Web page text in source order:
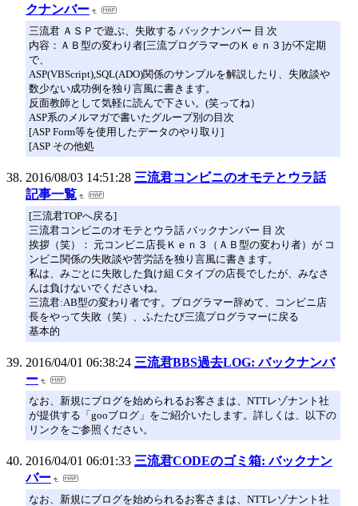
クナンバー
三流君 ＡＳＰで遊ぶ、失敗する バックナンバー 目 次
内容：ＡＢ型の変わり者[三流プログラマーのＫｅｎ３]が不定期
で、
ASP(VBScript),SQL(ADO)関係のサンプルを解説したり、失敗談や
数少ない成功例を独り言風に書きます。
反面教師として気軽に読んで下さい。(笑ってね）
ASP系のメルマガで書いたグループ別の目次
[ASP Form等を使用したデータのやり取り]
[ASP その他処
2016/08/03 14:51:28 三流君コンビニのオモテとウラ話
記事一覧
[三流君TOPへ戻る]
三流君コンビニのオモテとウラ話 バックナンバー 目 次
挨拶（笑）： 元コンビニ店長Ｋｅｎ３（ＡＢ型の変わり者）が コ
ンビニ関係の失敗談や苦労話を独り言風に書きます。
私は、みごとに失敗した負け組 Cタイプの店長でしたが、みなさ
んは負けないでくださいね。
三流君:AB型の変わり者です。プログラマー辞めて、コンビニ店
長をやって失敗（笑）、ふたたび三流プログラマーに戻る
基本的
2016/04/01 06:38:24 三流君BBS過去LOG: バックナンバ
ー
なお、新規にブログを始められるお客さまは、NTTレゾナント社
が提供する「gooブログ」をご紹介いたします。詳しくは、以下の
リンクをご参照ください。
2016/04/01 06:01:33 三流君CODEのゴミ箱: バックナン
バー
なお、新規にブログを始められるお客さまは、NTTレゾナント社